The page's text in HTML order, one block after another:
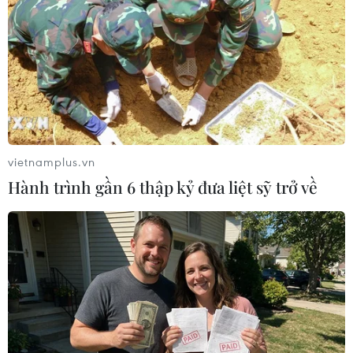
Hàng dài người dân xếp hàng chờ làm thủ tục khai báo y tế.
(Ảnh: Thành Đạt/TTXVN)
Người có hành vi dùng vũ lực, đe dọa dùng vũ
lực hoặc thủ đoạn khác cản trở người thi hành
công vụ trong phòng, chống dịch COVID-19 thì
vietnamplus.vn
Hành trình gần 6 thập kỷ đưa liệt sỹ trở về